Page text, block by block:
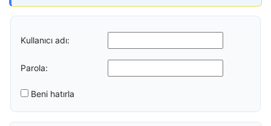
Kullanıcı adı:
Parola:
Beni hatırla